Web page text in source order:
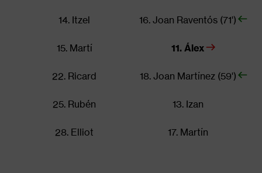
14. Itzel
15. Martí
22. Ricard
25. Rubén
28. Elliot
16. Joan Raventós (71')
11. Álex
18. Joan Martínez (59')
13. Izan
17. Martín